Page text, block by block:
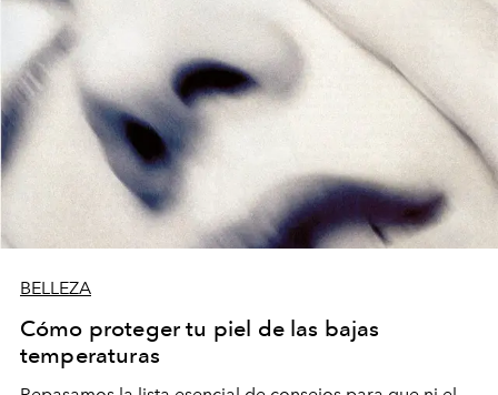
BELLEZA
Cómo proteger tu piel de las bajas
temperaturas